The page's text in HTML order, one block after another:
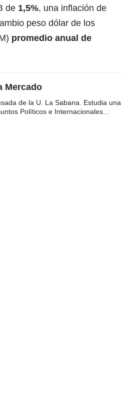
de 1,5%, una inflación de
peso dólar de los
promedio anual de
Mercado
de la U. La Sabana. Estudia una
Políticos e Internacionales